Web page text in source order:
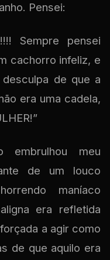
Pensei:
Sempre pensei
cachorro infeliz, e
de que a
era uma cadela,
embrulhou meu
de um louco
maníaco
era refletida
a agir como
de que aquilo era